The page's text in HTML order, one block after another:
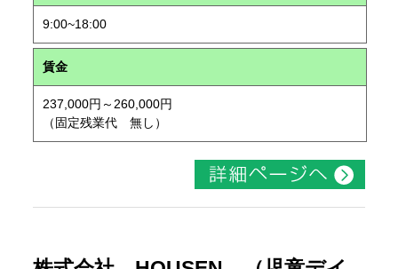
9:00~18:00
賃金
237,000円～260,000円
（固定残業代 無し）